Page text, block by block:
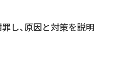
し、原因と対策を説明